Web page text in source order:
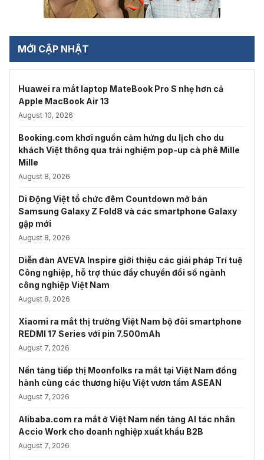
MỚI CẬP NHẬT
Huawei ra mắt laptop MateBook Pro S nhẹ hơn cả
Apple MacBook Air 13
August 10, 2026
Booking.com khơi nguồn cảm hứng du lịch cho du
khách Việt thông qua trải nghiệm pop-up cà phê Mille
Mille
August 8, 2026
Di Động Việt tổ chức đêm Countdown mở bán
Samsung Galaxy Z Fold8 và các smartphone Galaxy
gập mới
August 8, 2026
Diễn đàn AVEVA Inspire giới thiệu các giải pháp Trí tuệ
Công nghiệp, hỗ trợ thúc đẩy chuyển đổi số ngành
công nghiệp Việt Nam
August 8, 2026
Xiaomi ra mắt thị trường Việt Nam bộ đôi smartphone
REDMI 17 Series với pin 7.500mAh
August 7, 2026
Nền tảng tiếp thị Moonfolks ra mắt tại Việt Nam đồng
hành cùng các thương hiệu Việt vươn tầm ASEAN
August 7, 2026
Alibaba.com ra mắt ở Việt Nam nền tảng AI tác nhân
Accio Work cho doanh nghiệp xuất khẩu B2B
August 7, 2026